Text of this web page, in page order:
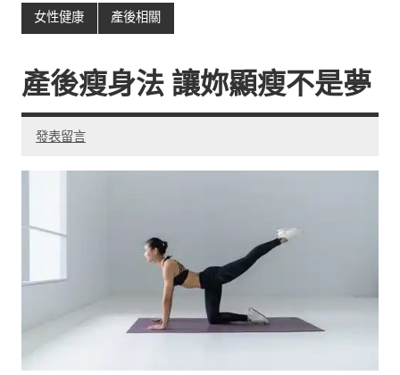
女性健康 產後相關
產後瘦身法 讓妳顯瘦不是夢
發表留言